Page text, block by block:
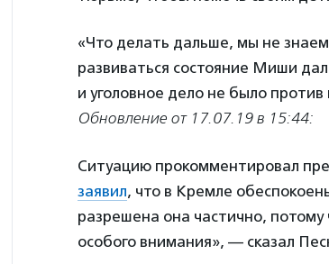
«Что делать дальше, мы не
развиваться состояние Миши
и уголовное дело не было
Обновление от 17.07.19 в 15:44:
Ситуацию прокомментировал
заявил, что в Кремле
разрешена она частично, потому
особого внимания», — сказал